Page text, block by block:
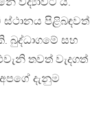
විද්‍යාවට ය.
පිළිබඳවත්
බුද්ධාගමේ සහ
තවත් වැදගත්
දැනුම